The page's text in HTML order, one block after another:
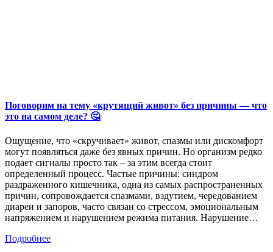
Поговорим на тему «крутящий живот» без причины — что
это на самом деле? 🤔
Ощущение, что «скручивает» живот, спазмы или дискомфорт
могут появляться даже без явных причин. Но организм редко
подает сигналы просто так – за этим всегда стоит
определенный процесс. Частые причины: синдром
раздраженного кишечника, одна из самых распространенных
причин, сопровождается спазмами, вздутием, чередованием
диареи и запоров, часто связан со стрессом, эмоциональным
напряжением и нарушением режима питания. Нарушение…
Подробнее